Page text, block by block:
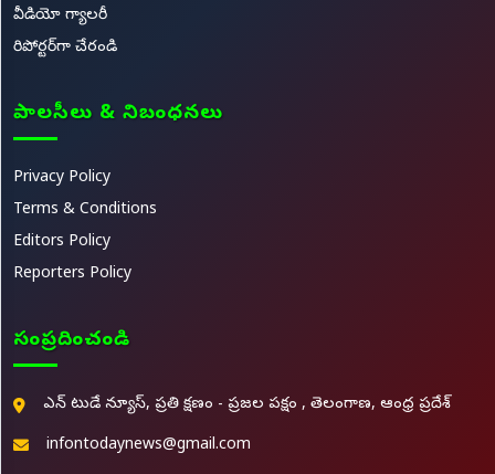
వీడియో గ్యాలరీ
రిపోర్టర్‌గా చేరండి
పాలసీలు & నిబంధనలు
Privacy Policy
Terms & Conditions
Editors Policy
Reporters Policy
సంప్రదించండి
ఎన్ టుడే న్యూస్, ప్రతి క్షణం - ప్రజల పక్షం , తెలంగాణ, ఆంధ్ర ప్రదేశ్
infontodaynews@gmail.com